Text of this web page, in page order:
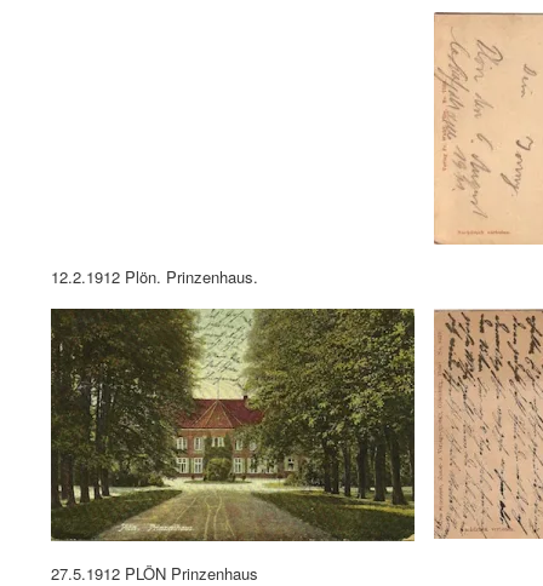
12.2.1912 Plön. Prinzenhaus.
27.5.1912 PLÖN Prinzenhaus